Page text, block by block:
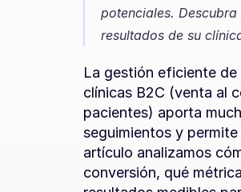
potenciales.
resultados de su
La gestión eficiente
clínicas B2C (venta al
pacientes) aporta
seguimientos y
artículo analizamos
conversión, qué